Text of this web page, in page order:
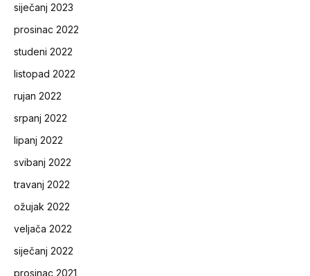
siječanj 2023
prosinac 2022
studeni 2022
listopad 2022
rujan 2022
srpanj 2022
lipanj 2022
svibanj 2022
travanj 2022
ožujak 2022
veljača 2022
siječanj 2022
prosinac 2021